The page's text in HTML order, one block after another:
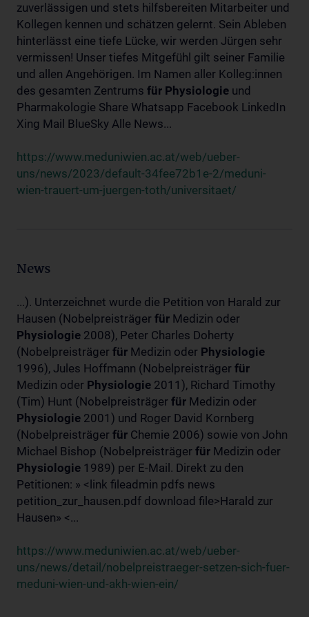
zuverlässigen und stets hilfsbereiten Mitarbeiter und
Kollegen kennen und schätzen gelernt. Sein Ableben
hinterlässt eine tiefe Lücke, wir werden Jürgen sehr
vermissen! Unser tiefes Mitgefühl gilt seiner Familie
und allen Angehörigen. Im Namen aller Kolleg:innen
des gesamten Zentrums für Physiologie und
Pharmakologie Share Whatsapp Facebook LinkedIn
Xing Mail BlueSky Alle News...
https://www.meduniwien.ac.at/web/ueber-
uns/news/2023/default-34fee72b1e-2/meduni-
wien-trauert-um-juergen-toth/universitaet/
News
...). Unterzeichnet wurde die Petition von Harald zur
Hausen (Nobelpreisträger für Medizin oder
Physiologie 2008), Peter Charles Doherty
(Nobelpreisträger für Medizin oder Physiologie
1996), Jules Hoffmann (Nobelpreisträger für
Medizin oder Physiologie 2011), Richard Timothy
(Tim) Hunt (Nobelpreisträger für Medizin oder
Physiologie 2001) und Roger David Kornberg
(Nobelpreisträger für Chemie 2006) sowie von John
Michael Bishop (Nobelpreisträger für Medizin oder
Physiologie 1989) per E-Mail. Direkt zu den
Petitionen: » <link fileadmin pdfs news
petition_zur_hausen.pdf download file>Harald zur
Hausen» <...
https://www.meduniwien.ac.at/web/ueber-
uns/news/detail/nobelpreistraeger-setzen-sich-fuer-
meduni-wien-und-akh-wien-ein/